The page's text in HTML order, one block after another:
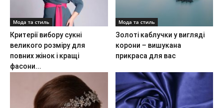
Мода та стиль
Критерії вибору сукні
великого розміру для
повних жінок і кращі
фасони...
Мода та стиль
Золоті каблучки у вигляді
корони – вишукана
прикраса для вас